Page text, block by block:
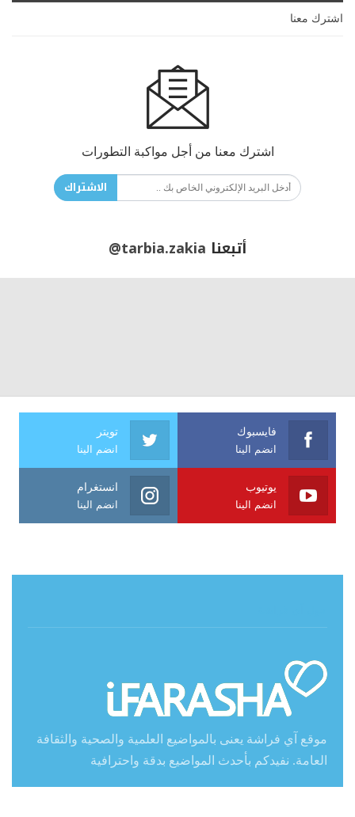
اشترك معنا
اشترك معنا من أجل مواكبة التطورات
الاشتراك
أتبعنا @tarbia.zakia
فايسبوك
انضم الينا
تويتر
انضم الينا
يوتيوب
انضم الينا
انستغرام
انضم الينا
موقع آي فراشة يعنى بالمواضيع العلمية والصحية والثقافة
العامة. نفيدكم بأحدث المواضيع بدقة واحترافية